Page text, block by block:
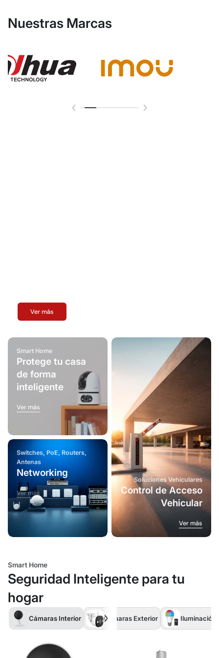
Nuestras Marcas
Ver más
Smart Home
Protege tu casa
de forma
inteligente
Ver más
Soluciones Vehiculares
Control de Acceso
Vehicular
Ver más
Switches, PoE, Routers,
Antenas
Networking
Ver más
Ver más
Smart Home
Seguridad Inteligente para tu
hogar
Cámaras Interior Cámaras Exterior Iluminación